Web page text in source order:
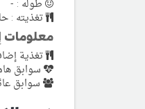
طوله : -
تغذيته :
معلومات
تغذية
سوابق
سوابق